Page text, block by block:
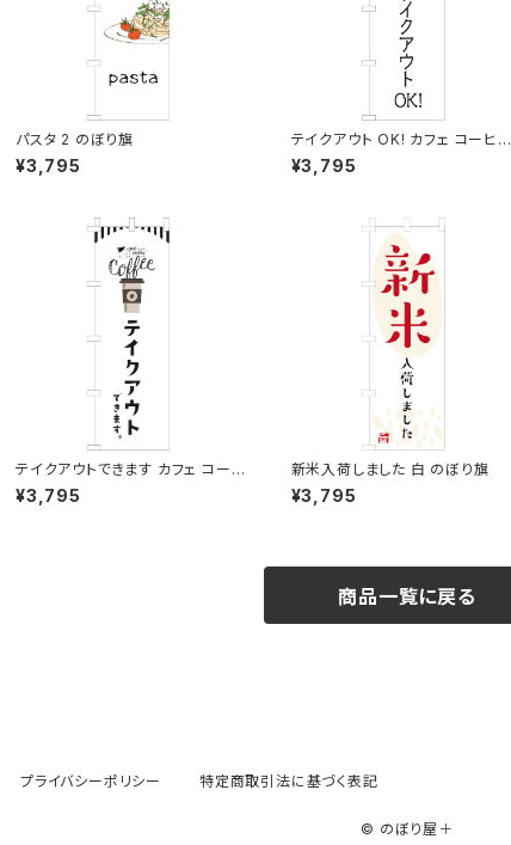
パスタ 2 のぼり旗
¥3,795
テイクアウト OK! カフェ コーヒー
のぼり旗
¥3,795
テイクアウトできます カフェ コーヒ
ー のぼり旗
¥3,795
新米入荷しました 白 のぼり旗
¥3,795
商品一覧に戻る
プライバシーポリシー 特定商取引法に基づく表記
© のぼり屋＋